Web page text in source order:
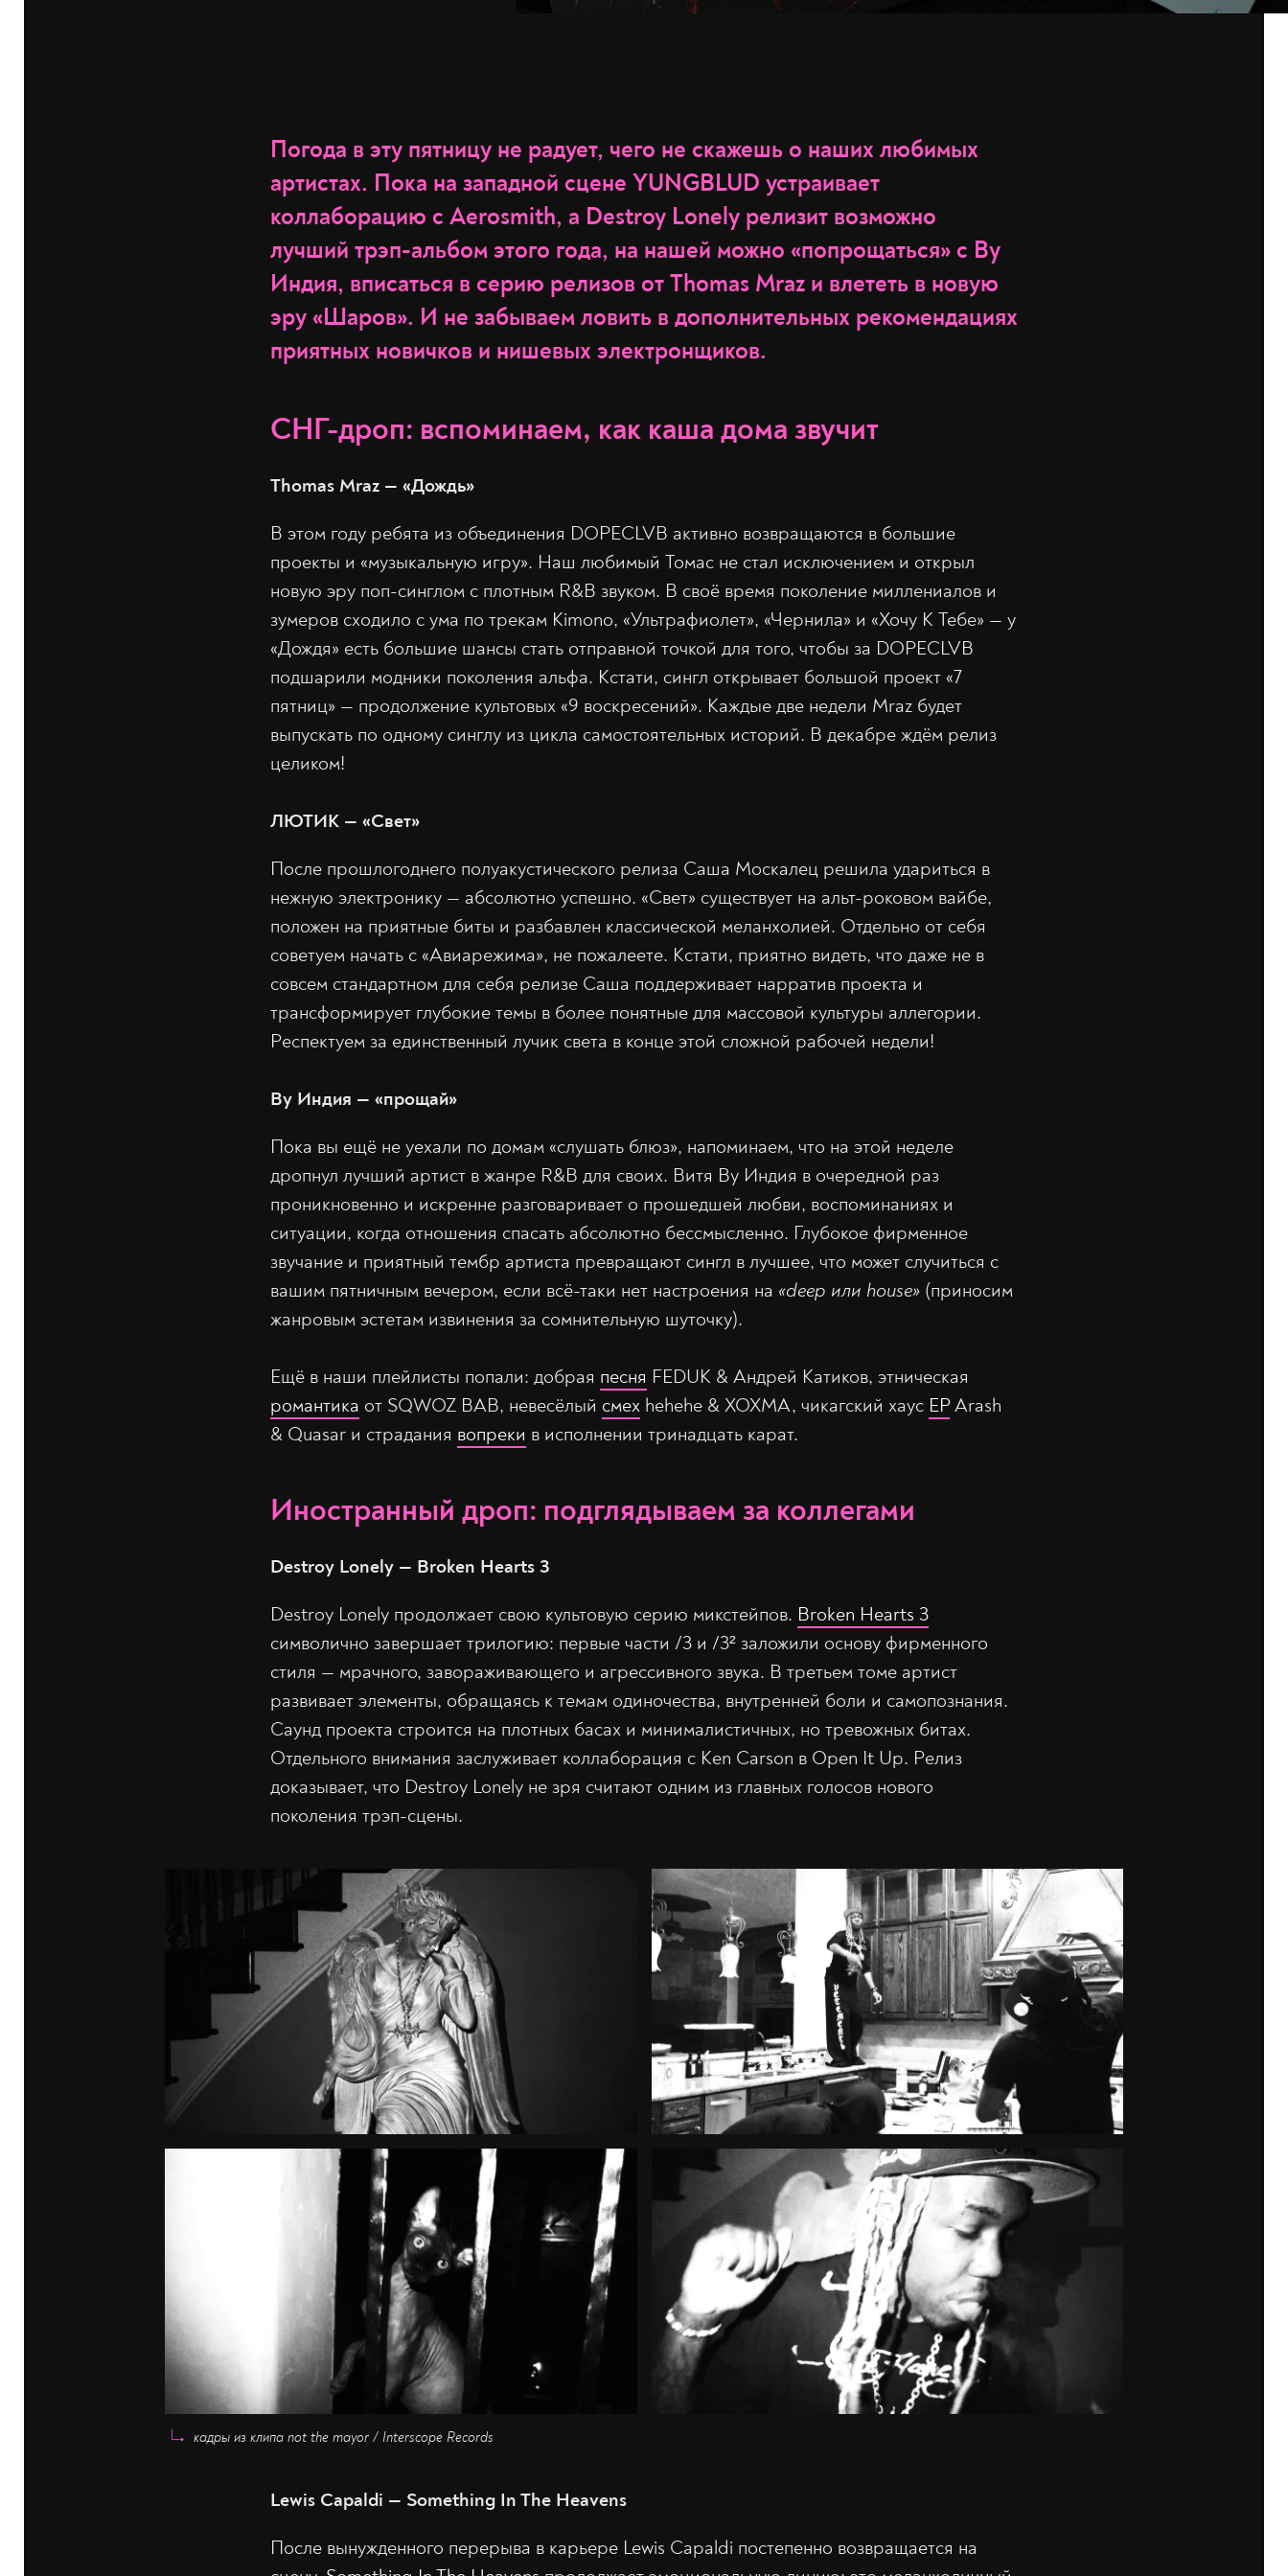
Погода в эту пятницу не радует, чего не скажешь о наших любимых
артистах. Пока на западной сцене YUNGBLUD устраивает
коллаборацию с Aerosmith, а Destroy Lonely релизит возможно
лучший трэп-альбом этого года, на нашей можно «попрощаться» с By
Индия, вписаться в серию релизов от Thomas Mraz и влететь в новую
эру «Шаров». И не забываем ловить в дополнительных рекомендациях
приятных новичков и нишевых электронщиков.
СНГ-дроп: вспоминаем, как каша дома звучит
Thomas Mraz — «Дождь»
В этом году ребята из объединения DOPECLVB активно возвращаются в большие
проекты и «музыкальную игру». Наш любимый Томас не стал исключением и открыл
новую эру поп-синглом с плотным R&B звуком. В своё время поколение миллениалов и
зумеров сходило с ума по трекам Kimono, «Ультрафиолет», «Чернила» и «Хочу К Тебе» — у
«Дождя» есть большие шансы стать отправной точкой для того, чтобы за DOPECLVB
подшарили модники поколения альфа. Кстати, сингл открывает большой проект «7
пятниц» — продолжение культовых «9 воскресений». Каждые две недели Mraz будет
выпускать по одному синглу из цикла самостоятельных историй. В декабре ждём релиз
целиком!
ЛЮТИК — «Свет»
После прошлогоднего полуакустического релиза Саша Москалец решила удариться в
нежную электронику — абсолютно успешно. «Свет» существует на альт-роковом вайбе,
положен на приятные биты и разбавлен классической меланхолией. Отдельно от себя
советуем начать с «Авиарежима», не пожалеете. Кстати, приятно видеть, что даже не в
совсем стандартном для себя релизе Саша поддерживает нарратив проекта и
трансформирует глубокие темы в более понятные для массовой культуры аллегории.
Респектуем за единственный лучик света в конце этой сложной рабочей недели!
By Индия — «прощай»
Пока вы ещё не уехали по домам «слушать блюз», напоминаем, что на этой неделе
дропнул лучший артист в жанре R&B для своих. Витя By Индия в очередной раз
проникновенно и искренне разговаривает о прошедшей любви, воспоминаниях и
ситуации, когда отношения спасать абсолютно бессмысленно. Глубокое фирменное
звучание и приятный тембр артиста превращают сингл в лучшее, что может случиться с
вашим пятничным вечером, если всё-таки нет настроения на «deep или house» (приносим
жанровым эстетам извинения за сомнительную шуточку).
Ещё в наши плейлисты попали: добрая песня FEDUK & Андрей Катиков, этническая
романтика от SQWOZ BAB, невесёлый смех ​​hehehe & ХОХМА, чикагский хаус ЕРArash
& Quasar и страдания вопреки в исполнении тринадцать карат.
Иностранный дроп: подглядываем за коллегами
Destroy Lonely — Broken Hearts 3
Destroy Lonely продолжает свою культовую серию микстейпов. Broken Hearts 3
символично завершает трилогию: первые части /3 и /3² заложили основу фирменного
стиля — мрачного, завораживающего и агрессивного звука. В третьем томе артист
развивает элементы, обращаясь к темам одиночества, внутренней боли и самопознания.
Саунд проекта строится на плотных басах и минималистичных, но тревожных битах.
Отдельного внимания заслуживает коллаборация с Ken Carson в Open It Up. Релиз
доказывает, что Destroy Lonely не зря считают одним из главных голосов нового
поколения трэп-сцены.
кадры из клипа not the mayor / Interscope Records
Lewis Capaldi — Something In The Heavens
После вынужденного перерыва в карьере Lewis Capaldi постепенно возвращается на